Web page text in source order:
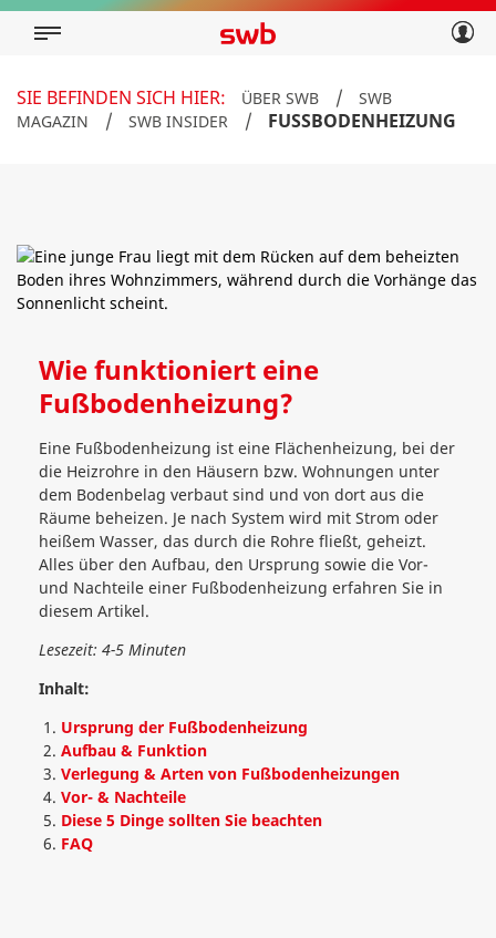
Privatkunden
Über swb
SIE BEFINDEN SICH HIER: ÜBER SWB /
SWB
MAGAZIN
/ SWB INSIDER / FUSSBODENHEIZUNG
Wie funktioniert eine
Fußbodenheizung?
Eine Fußbodenheizung ist eine Flächenheizung, bei der
die Heizrohre in den Häusern bzw. Wohnungen unter
dem Bodenbelag verbaut sind und von dort aus die
Räume beheizen. Je nach System wird mit Strom oder
heißem Wasser, das durch die Rohre fließt, geheizt.
Alles über den Aufbau, den Ursprung sowie die Vor-
und Nachteile einer Fußbodenheizung erfahren Sie in
diesem Artikel.
Lesezeit: 4-5 Minuten
Inhalt:
Ursprung der Fußbodenheizung
Aufbau & Funktion
Verlegung & Arten von Fußbodenheizungen
Vor- & Nachteile
Diese 5 Dinge sollten Sie beachten
FAQ